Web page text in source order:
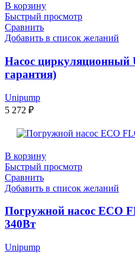
В корзину
Быстрый просмотр
Сравнить
Добавить в список желаний
Насос циркуляционный
гарантия)
Unipump
5 272 ₽
В корзину
Быстрый просмотр
Сравнить
Добавить в список желаний
Погружной насос ECO
340Вт
Unipump